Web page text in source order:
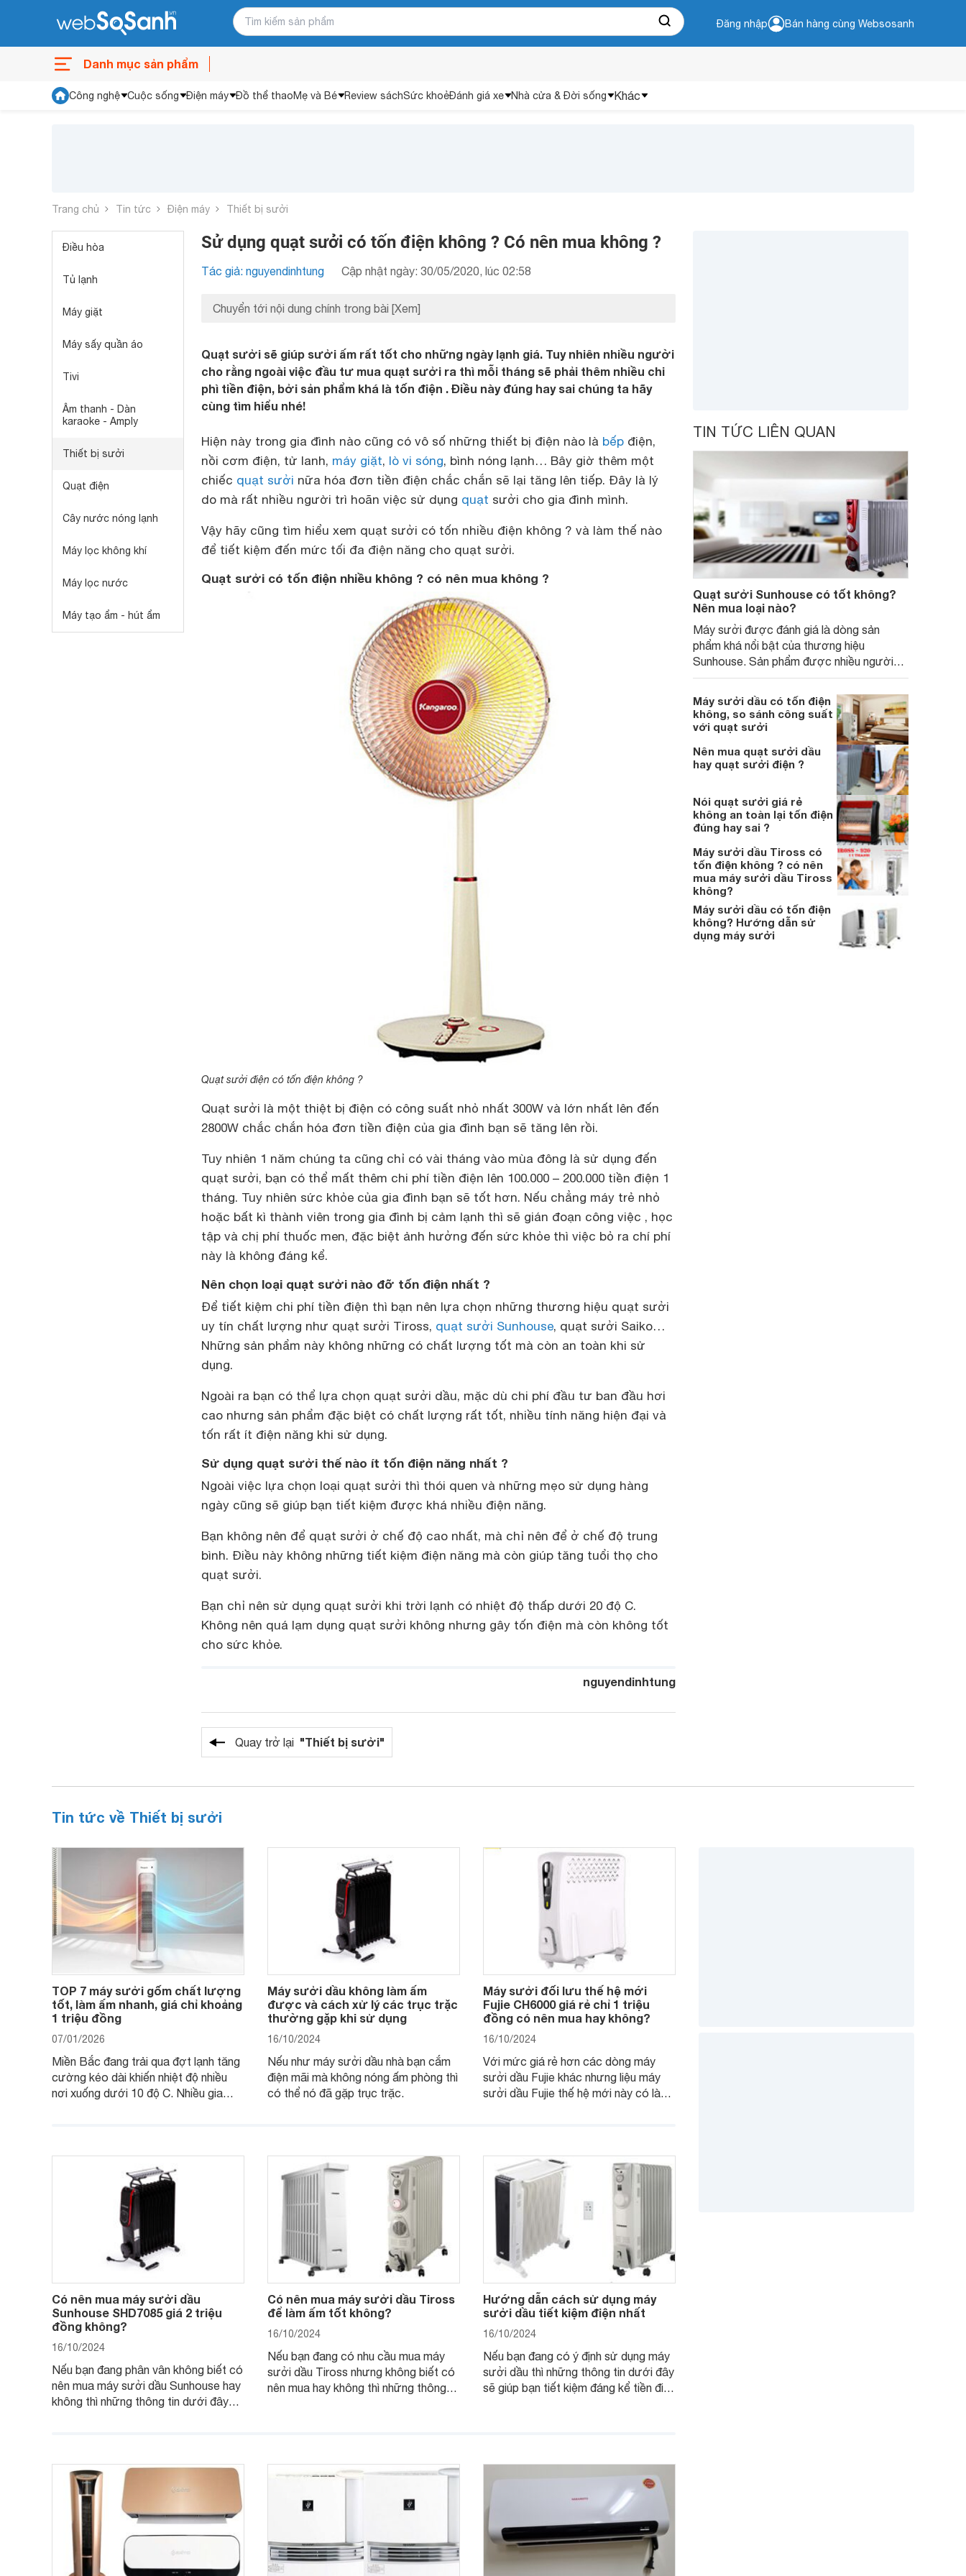
Đăng nhập Bán hàng cùng Websosanh
Danh mục sản phẩm
Công nghệ Cuộc sống Điện máy Đồ thể thaoMẹ và Bé Review sáchSức khoẻĐánh giá xe Nhà cửa & Đời sống Khác
Trang chủ Tin tức Điện máy Thiết bị sưởi
Điều hòa
Tủ lạnh
Máy giặt
Máy sấy quần áo
Tivi
Âm thanh - Dàn
karaoke - Amply
Thiết bị sưởi
Quạt điện
Cây nước nóng lạnh
Máy lọc không khí
Máy lọc nước
Máy tạo ẩm - hút ẩm
Sử dụng quạt sưởi có tốn điện không ? Có nên mua không ?
Tác giả: nguyendinhtung Cập nhật ngày: 30/05/2020, lúc 02:58
Chuyển tới nội dung chính trong bài [Xem]
Quạt sưởi sẽ giúp sưởi ấm rất tốt cho những ngày lạnh giá. Tuy nhiên nhiều người
cho rằng ngoài việc đầu tư mua quạt sưởi ra thì mỗi tháng sẽ phải thêm nhiều chi
phì tiền điện, bởi sản phẩm khá là tốn điện . Điều này đúng hay sai chúng ta hãy
cùng tìm hiểu nhé!
Hiện này trong gia đình nào cũng có vô số những thiết bị điện nào là bếp điện,
nồi cơm điện, tử lanh, máy giặt, lò vi sóng, bình nóng lạnh… Bây giờ thêm một
chiếc quạt sưởi nữa hóa đơn tiền điện chắc chắn sẽ lại tăng lên tiếp. Đây là lý
do mà rất nhiều người trì hoãn việc sử dụng quạt sưởi cho gia đình mình.
Vậy hãy cũng tìm hiểu xem quạt sưởi có tốn nhiều điện không ? và làm thế nào
để tiết kiệm đến mức tối đa điện năng cho quạt sưởi.
Quạt sưởi có tốn điện nhiều không ? có nên mua không ?
Quạt sưởi điện có tốn điện không ?
Quạt sưởi là một thiệt bị điện có công suất nhỏ nhất 300W và lớn nhất lên đến
2800W chắc chắn hóa đơn tiền điện của gia đình bạn sẽ tăng lên rồi.
Tuy nhiên 1 năm chúng ta cũng chỉ có vài tháng vào mùa đông là sử dụng đến
quạt sưởi, bạn có thể mất thêm chi phí tiền điện lên 100.000 – 200.000 tiền điện 1
tháng. Tuy nhiên sức khỏe của gia đình bạn sẽ tốt hơn. Nếu chẳng máy trẻ nhỏ
hoặc bất kì thành viên trong gia đình bị cảm lạnh thì sẽ gián đoạn công việc , học
tập và chị phí thuốc men, đặc biệt ảnh hưởng đến sức khỏe thì việc bỏ ra chí phí
này là không đáng kể.
Nên chọn loại quạt sưởi nào đỡ tốn điện nhất ?
Để tiết kiệm chi phí tiền điện thì bạn nên lựa chọn những thương hiệu quạt sưởi
uy tín chất lượng như quạt sưởi Tiross, quạt sưởi Sunhouse, quạt sưởi Saiko…
Những sản phẩm này không những có chất lượng tốt mà còn an toàn khi sử
dụng.
Ngoài ra bạn có thể lựa chọn quạt sưởi dầu, mặc dù chi phí đầu tư ban đầu hơi
cao nhưng sản phẩm đặc biệt có chất lượng rất tốt, nhiều tính năng hiện đại và
tốn rất ít điện năng khi sử dụng.
Sử dụng quạt sưởi thế nào ít tốn điện năng nhất ?
Ngoài việc lựa chọn loại quạt sưởi thì thói quen và những mẹo sử dụng hàng
ngày cũng sẽ giúp bạn tiết kiệm được khá nhiều điện năng.
Bạn không nên để quạt sưởi ở chế độ cao nhất, mà chỉ nên để ở chế độ trung
bình. Điều này không những tiết kiệm điện năng mà còn giúp tăng tuổi thọ cho
quạt sưởi.
Bạn chỉ nên sử dụng quạt sưởi khi trời lạnh có nhiệt độ thấp dưới 20 độ C.
Không nên quá lạm dụng quạt sưởi không nhưng gây tốn điện mà còn không tốt
cho sức khỏe.
nguyendinhtung
Quay trở lại "Thiết bị sưởi"
TIN TỨC LIÊN QUAN
Quạt sưởi Sunhouse có tốt không?
Nên mua loại nào?
Máy sưởi được đánh giá là dòng sản
phẩm khá nổi bật của thương hiệu
Sunhouse. Sản phẩm được nhiều người
quan tâm sử dụng nhờ thiết kế bắt mắt,
trang bị nhiều tính năng hiện đại, khả năng
làm ấm tốt.
Máy sưởi dầu có tốn điện
không, so sánh công suất
với quạt sưởi
Nên mua quạt sưởi dầu
hay quạt sưởi điện ?
Nói quạt sưởi giá rẻ
không an toàn lại tốn điện
đúng hay sai ?
Máy sưởi dầu Tiross có
tốn điện không ? có nên
mua máy sưởi dầu Tiross
không?
Máy sưởi dầu có tốn điện
không? Hướng dẫn sử
dụng máy sưởi
Tin tức về Thiết bị sưởi
TOP 7 máy sưởi gốm chất lượng
tốt, làm ấm nhanh, giá chỉ khoảng
1 triệu đồng
07/01/2026
Miền Bắc đang trải qua đợt lạnh tăng
cường kéo dài khiến nhiệt độ nhiều
nơi xuống dưới 10 độ C. Nhiều gia
những ngày lạnh giá thì có thể tham
khảo các mẫu máy sưởi gốm dưới
Máy sưởi dầu không làm ấm
được và cách xử lý các trục trặc
thường gặp khi sử dụng
16/10/2024
Nếu như máy sưởi dầu nhà bạn cắm
điện mãi mà không nóng ấm phòng thì
có thể nó đã gặp trục trặc.
Máy sưởi đối lưu thế hệ mới
Fujie CH6000 giá rẻ chỉ 1 triệu
đồng có nên mua hay không?
16/10/2024
Với mức giá rẻ hơn các dòng máy
sưởi dầu Fujie khác nhưng liệu máy
sưởi dầu Fujie thế hệ mới này có là
Có nên mua máy sưởi dầu
Sunhouse SHD7085 giá 2 triệu
đồng không?
16/10/2024
Nếu bạn đang phân vân không biết có
nên mua máy sưởi dầu Sunhouse hay
không thì những thông tin dưới đây
Có nên mua máy sưởi dầu Tiross
để làm ấm tốt không?
16/10/2024
Nếu bạn đang có nhu cầu mua máy
sưởi dầu Tiross nhưng không biết có
nên mua hay không thì những thông
Hướng dẫn cách sử dụng máy
sưởi dầu tiết kiệm điện nhất
16/10/2024
Nếu bạn đang có ý định sử dụng máy
sưởi dầu thì những thông tin dưới đây
sẽ giúp bạn tiết kiệm đáng kể tiền điện